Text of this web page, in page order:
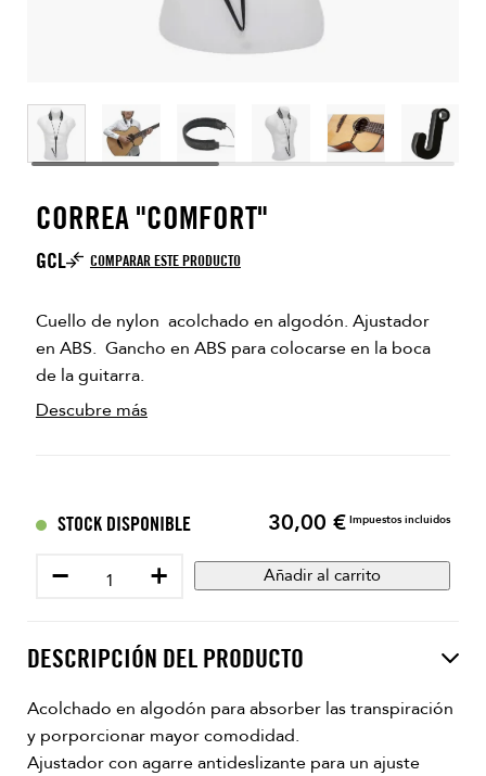
CORREA "COMFORT"
GCL COMPARAR ESTE PRODUCTO
Cuello de nylon acolchado en algodón. Ajustador
en ABS. Gancho en ABS para colocarse en la boca
de la guitarra.
Descubre más
STOCK DISPONIBLE Precio
30,00 € Impuestos incluidos
− + Añadir al carrito
DESCRIPCIÓN DEL PRODUCTO
Acolchado en algodón para absorber las transpiración
y porporcionar mayor comodidad.
Ajustador con agarre antideslizante para un ajuste